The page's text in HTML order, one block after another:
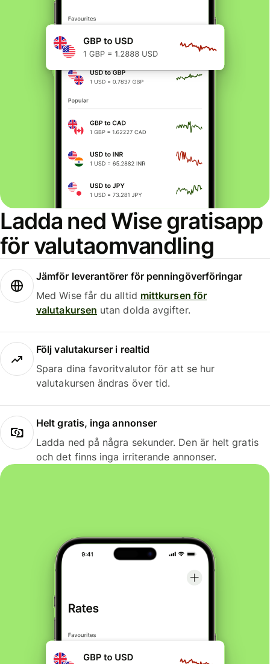
Ladda ned Wise gratisapp
för valutaomvandling
Jämför leverantörer för penningöverföringar
Med Wise får du alltid mittkursen för
valutakursen utan dolda avgifter.
Följ valutakurser i realtid
Spara dina favoritvalutor för att se hur
valutakursen ändras över tid.
Helt gratis, inga annonser
Ladda ned på några sekunder. Den är helt gratis
och det finns inga irriterande annonser.